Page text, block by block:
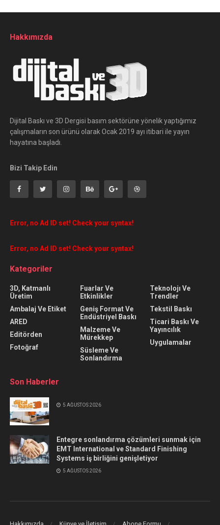
Hakkımızda
Dijital Baskı ve 3D Dergisi basım sektörüne yönelik yaptığımız
çalışmaların son ürünü olarak Ocak 2019 ayı itibari ile yayın
hayatına başladı.
Bizi Takip Edin
Error, no Ad ID set! Check your syntax!
Error, no Ad ID set! Check your syntax!
Kategoriler
3D, Katmanlı
Üretim
Ambalaj Ve Etiket
ARED
Editörden
Fotoğraf
Fuarlar Ve
Etkinlikler
Geniş Format Ve
Endüstriyel Baskı
Malzeme Ve
Mürekkep
Süsleme Ve
Sonlandırma
Teknolojı Ve
Trendler
Tekstil Baskı
Ticari Baskı Ve
Yayıncılık
Uygulamalar
Son Haberler
5 AĞUSTOS 2026
Entegre sonlandırma çözümleri sunmak için
EMT International ve Standard Finishing
Systems iş birliğini genişletiyor
5 AĞUSTOS 2026